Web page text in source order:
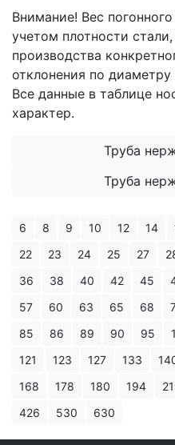
Внимание! Вес
учетом плотности
производства
отклонения по
Все данные в таблице
характер.
Труба
Труба
6 8 9 10 12 14
22
23 24 25 27
36
38 40 42 45
57
60 63 65 68
85
86 89 90 95
121
123 127 133
168
178 180 194
426
530 630